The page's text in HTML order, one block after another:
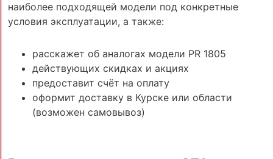
наиболее подходящей модели под конкретные
условия эксплуатации, а также:
расскажет об аналогах модели PR 1805
действующих скидках и акциях
предоставит счёт на оплату
оформит доставку в Курске или области
(возможен самовывоз)